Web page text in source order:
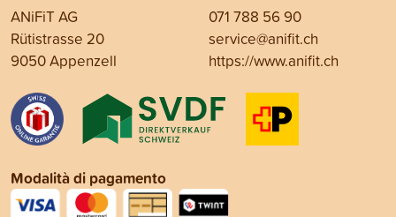
ANiFiT AG
Rütistrasse 20
9050 Appenzell
071 788 56 90
service@anifit.ch
https://www.anifit.ch
Modalità di pagamento